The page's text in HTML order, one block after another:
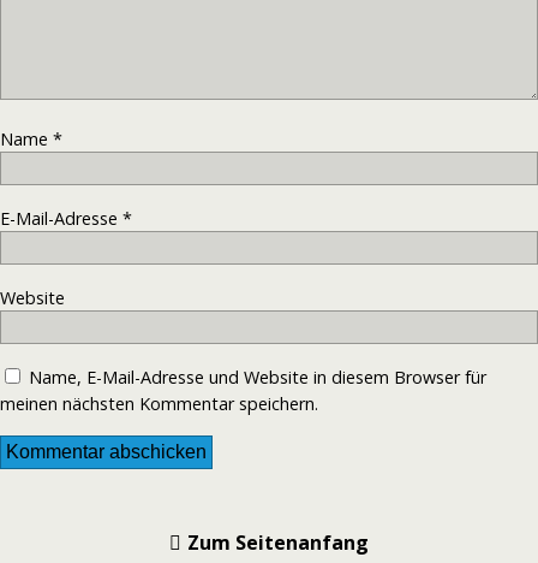
Name *
E-Mail-Adresse *
Website
Name, E-Mail-Adresse und Website in diesem Browser für
meinen nächsten Kommentar speichern.
Zum Seitenanfang